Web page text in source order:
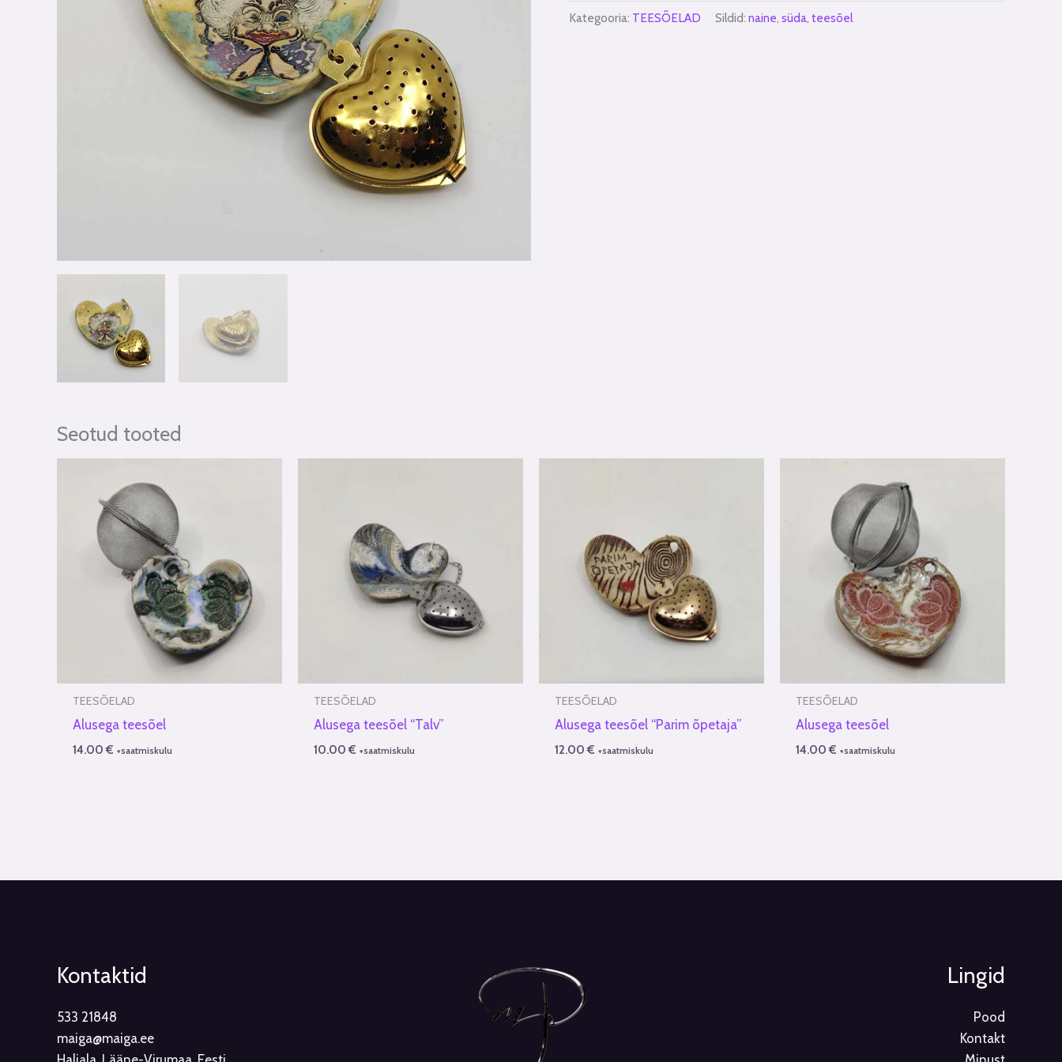
Kategooria: TEESÕELAD Sildid: naine, süda, teesõel
Seotud tooted
TEESÕELAD
Alusega teesõel
14.00€ +saatmiskulu
TEESÕELAD
Alusega teesõel “Talv”
10.00€ +saatmiskulu
TEESÕELAD
Alusega teesõel “Parim õpetaja”
12.00€ +saatmiskulu
TEESÕELAD
Alusega teesõel
14.00€ +saatmiskulu
Kontaktid
533 21848
maiga@maiga.ee
Lingid
Pood
Kontakt